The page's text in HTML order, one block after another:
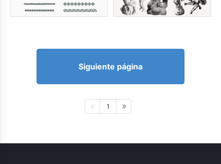
Siguiente página
1